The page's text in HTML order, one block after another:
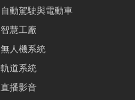
自動駕駛與電動車
智慧工廠
無人機系統
軌道系統
直播影音